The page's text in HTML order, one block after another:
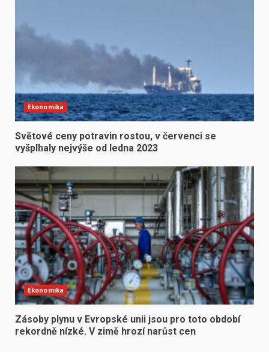
Ekonomika
Světové ceny potravin rostou, v červenci se
vyšplhaly nejvýše od ledna 2023
Ekonomika
Zásoby plynu v Evropské unii jsou pro toto období
rekordně nízké. V zimě hrozí narůst cen